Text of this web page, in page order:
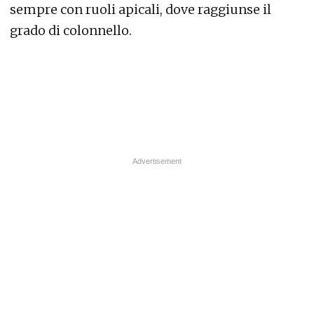
sempre con ruoli apicali, dove raggiunse il
grado di colonnello.